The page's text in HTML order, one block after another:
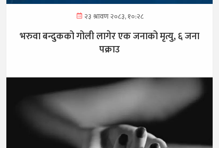
२३ श्रावण २०८३, १०:२८
भरुवा बन्दुकको गोली लागेर एक जनाको मृत्यु, ६ जना
पक्राउ